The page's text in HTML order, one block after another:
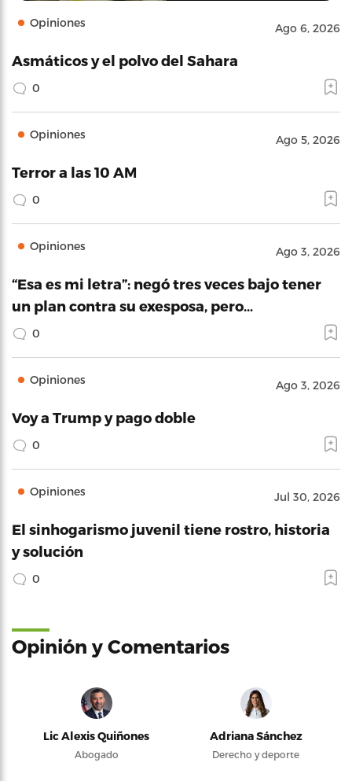
Opiniones Ago 6, 2026
Asmáticos y el polvo del Sahara
0
Opiniones Ago 5, 2026
Terror a las 10 AM
0
Opiniones Ago 3, 2026
“Esa es mi letra”: negó tres veces bajo tener
un plan contra su exesposa, pero…
0
Opiniones Ago 3, 2026
Voy a Trump y pago doble
0
Opiniones Jul 30, 2026
El sinhogarismo juvenil tiene rostro, historia
y solución
0
Opinión y Comentarios
Lic Alexis Quiñones
Abogado
Adriana Sánchez
Derecho y deporte